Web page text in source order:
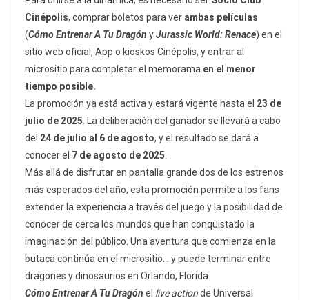
Cinépolis, comprar boletos para ver ambas películas
(Cómo Entrenar A Tu Dragón yJurassic World: Renace) en el
sitio web oficial, App o kioskos Cinépolis, y entrar al
micrositio para completar el memorama en el menor
tiempo posible.
La promoción ya está activa y estará vigente hasta el 23 de
julio de 2025 . La deliberación del ganador se llevará a cabo
del 24 de julio al 6 de agosto, y el resultado se dará a
conocer el 7 de agosto de 2025
Más allá de disfrutar en pantalla grande dos de los estrenos
más esperados del año, esta promoción permite a los fans
extender la experiencia a través del juego y la posibilidad de
conocer de cerca los mundos que han conquistado la
imaginación del público. Una aventura que comienza en la
butaca continúa en el micrositio… y puede terminar entre
dragones y dinosaurios en Orlando, Florida.
Cómo Entrenar A Tu Dragón el live actionde Universal